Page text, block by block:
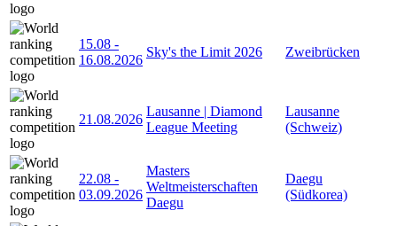
15.08 -
16.08.2026
Sky's the Limit 2026 Zweibrücken
21.08.2026
Lausanne | Diamond
League Meeting
Lausanne
(Schweiz)
22.08 -
03.09.2026
Masters
Weltmeisterschaften
Daegu
Daegu
(Südkorea)